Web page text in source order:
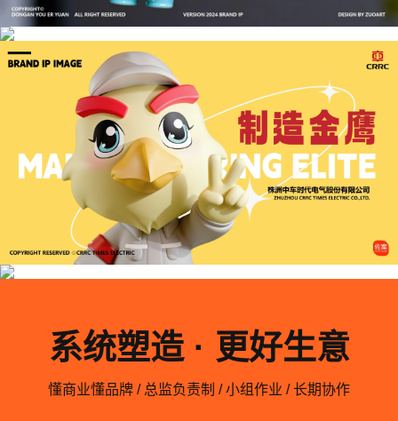
系统塑造 · 更好生意
懂商业懂品牌 / 总监负责制 / 小组作业 / 长期协作